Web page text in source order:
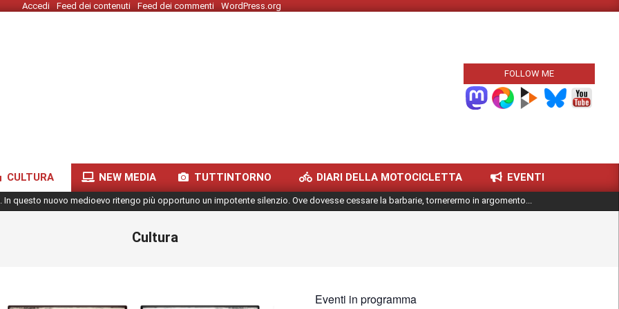
Accedi Feed dei contenuti Feed dei commenti WordPress.org
FOLLOW ME
CULTURA NEW MEDIA TUTTINTORNO DIARI DELLA MOTOCICLETTA EVENTI
questo nuovo medioevo ritengo più opportuno un impotente silenzio. Ove dovesse cessare la barbarie, tornerermo in argomento...
Cultura
Eventi in programma